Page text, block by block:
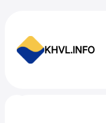
KHVL.INFO